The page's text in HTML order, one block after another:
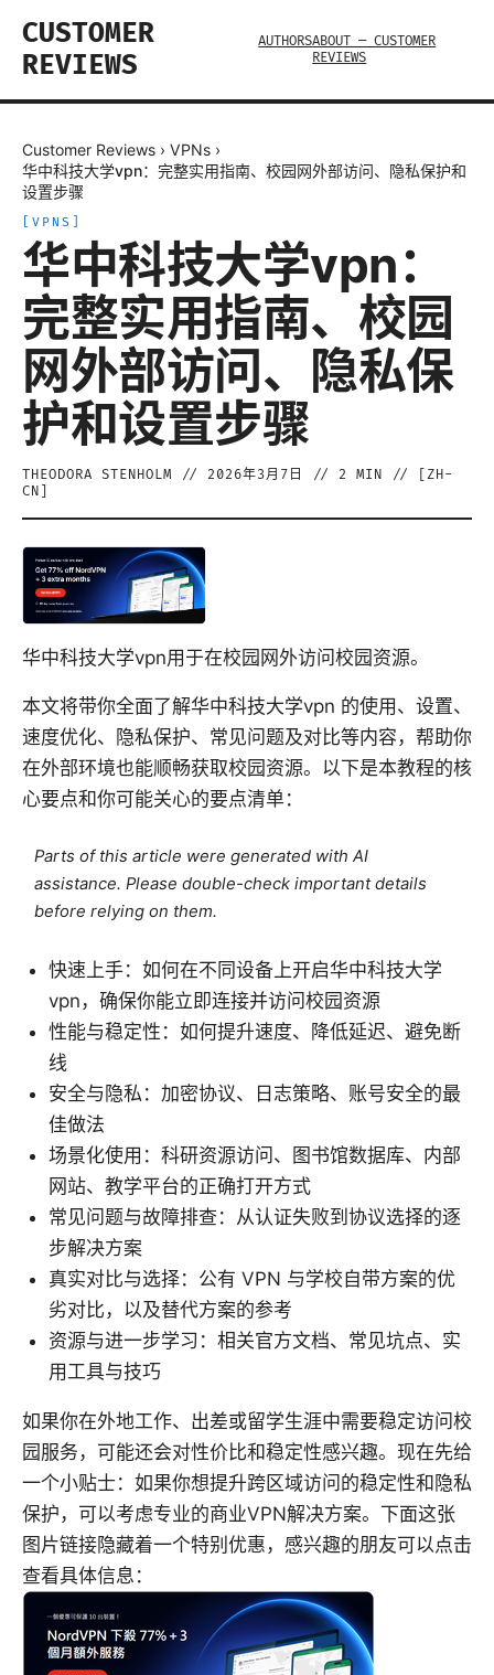
CUSTOMER
REVIEWS
AUTHORSABOUT — CUSTOMER
REVIEWS
Customer Reviews › VPNs ›
华中科技大学vpn：完整实用指南、校园网外部访问、隐私保护和
设置步骤
VPNS
华中科技大学vpn：
完整实用指南、校园
网外部访问、隐私保
护和设置步骤
THEODORA STENHOLM // 2026年3月7日 // 2 MIN // [ ZH-
CN
华中科技大学vpn用于在校园网外访问校园资源。
本文将带你全面了解华中科技大学vpn 的使用、设置、
速度优化、隐私保护、常见问题及对比等内容，帮助你
在外部环境也能顺畅获取校园资源。以下是本教程的核
心要点和你可能关心的要点清单：
Parts of this article were generated with AI
assistance. Please double-check important details
before relying on them.
快速上手：如何在不同设备上开启华中科技大学
vpn，确保你能立即连接并访问校园资源
性能与稳定性：如何提升速度、降低延迟、避免断
线
安全与隐私：加密协议、日志策略、账号安全的最
佳做法
场景化使用：科研资源访问、图书馆数据库、内部
网站、教学平台的正确打开方式
常见问题与故障排查：从认证失败到协议选择的逐
步解决方案
真实对比与选择：公有 VPN 与学校自带方案的优
劣对比，以及替代方案的参考
资源与进一步学习：相关官方文档、常见坑点、实
用工具与技巧
如果你在外地工作、出差或留学生涯中需要稳定访问校
园服务，可能还会对性价比和稳定性感兴趣。现在先给
一个小贴士：如果你想提升跨区域访问的稳定性和隐私
保护，可以考虑专业的商业VPN解决方案。下面这张
图片链接隐藏着一个特别优惠，感兴趣的朋友可以点击
查看具体信息：